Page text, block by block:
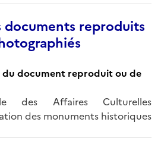
documents reproduits
du document reproduit ou de
des Affaires Culturelles
des monuments historiques